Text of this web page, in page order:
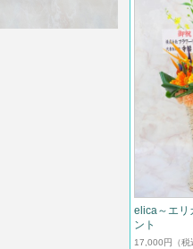
elica～エリ
ント
17,000円 （